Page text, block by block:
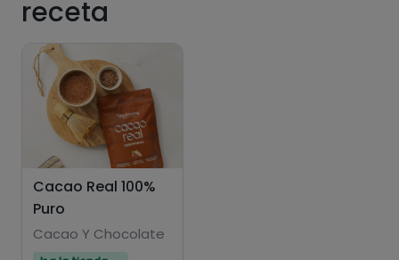
receta
Cacao Real 100%
Puro
Cacao Y Chocolate